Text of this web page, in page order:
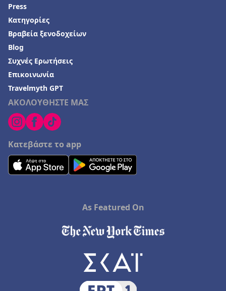
ΑΚΟΛΟΥΘΗΣΤΕ ΜΑΣ
Κατεβάστε το app
Press
Κατηγορίες
Βραβεία ξενοδοχείων
Blog
Συχνές Ερωτήσεις
Επικοινωνία
Travelmyth GPT
As Featured On